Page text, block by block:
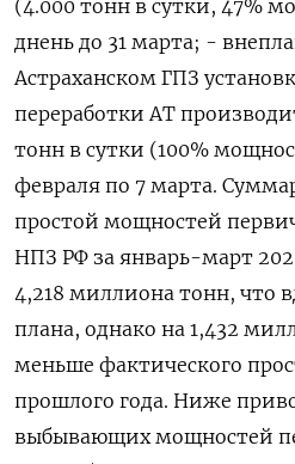
(4.000 тонн в сутки, 47%
днень до 31 марта; -
Астраханском ГПЗ
переработки АТ
тонн в сутки (100%
февраля по 7 марта.
простой мощностей
НПЗ РФ за январь-март
4,218 миллиона тонн, что
плана, однако на 1,432
меньше фактического
прошлого года. Ниже
выбывающих мощностей